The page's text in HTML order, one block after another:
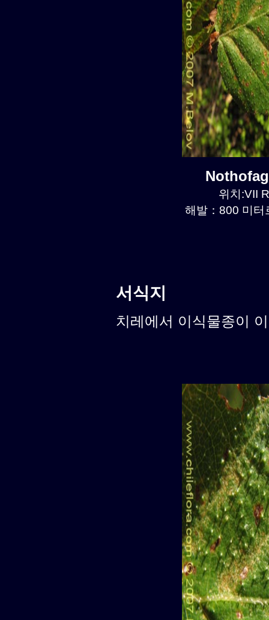
위치:VII
해발：800 미터
서식지
치레에서 이식물종이